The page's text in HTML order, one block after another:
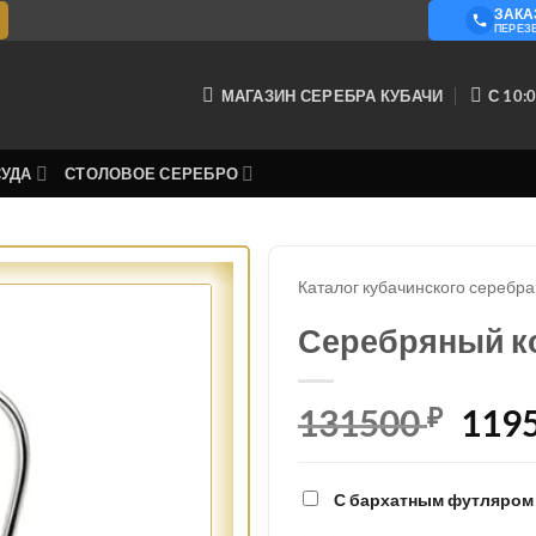
О
МАГАЗИН СЕРЕБРА КУБАЧИ С
СТОЛОВОЕ СЕРЕБРО
Каталог кубачинского серебра
Серебряный
131500₽
С бархатным футляром